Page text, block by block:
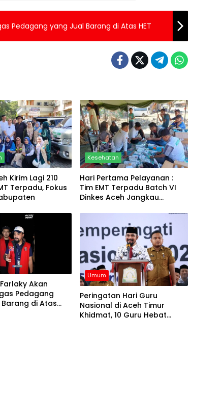
Pedagang yang Jual Barang di Atas HET
Kirim Lagi 210
Terpadu, Fokus
Kesehatan
Hari Pertama Pelayanan :
Tim EMT Terpadu Batch VI
Dinkes Aceh Jangkau
Pengungsian
Akan
Pedagang
di Atas
Umum
Peringatan Hari Guru
Nasional di Aceh Timur
Khidmat, 10 Guru Hebat